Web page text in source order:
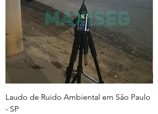
Laudo de Ruido Ambiental em São Paulo
- SP